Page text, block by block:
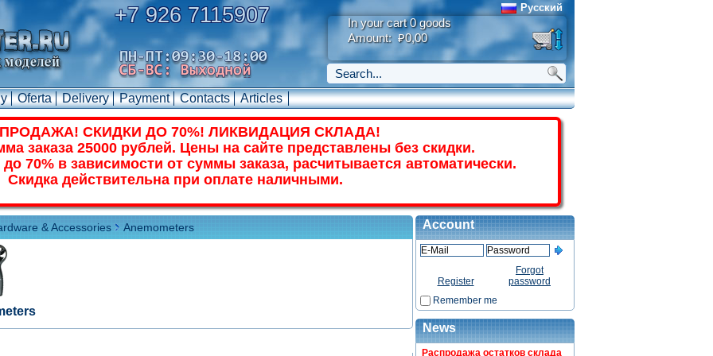
+7 926 7115907 Русский
In your cart 0 goods
Amount: ₽0,00
Oferta Delivery Payment Contacts Articles
СКИДКИ ДО 70%! ЛИКВИДАЦИЯ СКЛАДА!
заказа 25000 рублей. Цены на сайте представлены без скидки.
70% в зависимости от суммы заказа, расчитывается автоматически.
Скидка действительна при оплате наличными.
& Accessories Anemometers Account
Register
Forgot
password
Remember me
News
Распродажа остатков склада